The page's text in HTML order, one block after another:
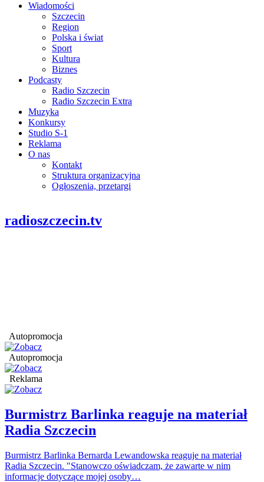
Wiadomości
Szczecin
Region
Polska i świat
Sport
Kultura
Biznes
Podcasty
Radio Szczecin
Radio Szczecin Extra
Muzyka
Konkursy
Studio S-1
Reklama
O nas
Kontakt
Struktura organizacyjna
Ogłoszenia, przetargi
radioszczecin.tv
Autopromocja
Autopromocja
Reklama
Burmistrz Barlinka reaguje na materiał
Radia Szczecin
Burmistrz Barlinka Bernarda Lewandowska reaguje na materiał
Radia Szczecin. "Stanowczo oświadczam, że zawarte w nim
informacje dotyczące mojej osoby…